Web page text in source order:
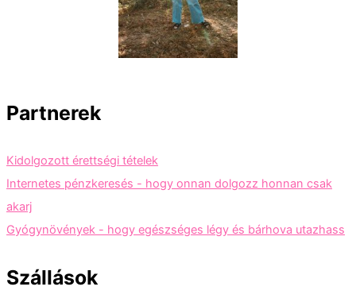
Partnerek
Kidolgozott érettségi tételek
Internetes pénzkeresés - hogy onnan dolgozz honnan csak
akarj
Gyógynövények - hogy egészséges légy és bárhova utazhass
Szállások